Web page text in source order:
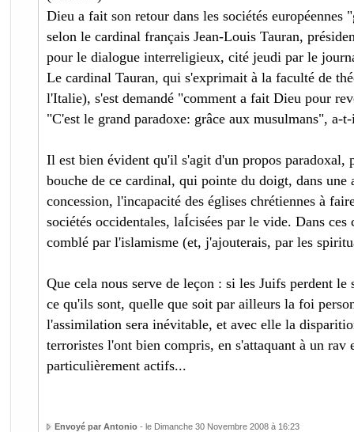
Dieu a fait son retour dans les sociétés européennes
selon le cardinal français Jean-Louis Tauran,
pour le dialogue interreligieux, cité jeudi par le
Le cardinal Tauran, qui s'exprimait à la faculté de
l'Italie), s'est demandé "comment a fait Dieu pour
"C'est le grand paradoxe: grâce aux musulmans", a-
Il est bien évident qu'il s'agit d'un propos paradoxal,
bouche de ce cardinal, qui pointe du doigt, dans une
concession, l'incapacité des églises chrétiennes à
sociétés occidentales, laÍcisées par le vide. Dans
comblé par l'islamisme (et, j'ajouterais, par les
Que cela nous serve de leçon : si les Juifs perdent le
ce qu'ils sont, quelle que soit par ailleurs la foi
l'assimilation sera inévitable, et avec elle la
terroristes l'ont bien compris, en s'attaquant à un rav
particulièrement actifs...
Envoyé par Antonio- le Dimanche 30 Novembre 2008 à 16:23